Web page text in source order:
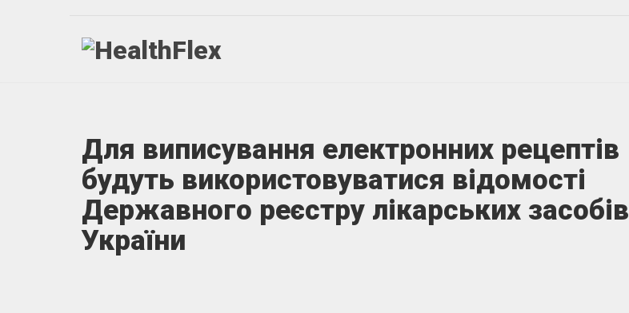
Для виписування електронних рецептів
будуть використовуватися відомості
Державного реєстру лікарських засобів
України